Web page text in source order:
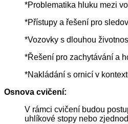
*Problematika hluku mezi
*Přístupy a řešení pro
*Vozovky s dlouhou
*Řešení pro zachytávání a
*Nakládání s ornicí v
Osnova cvičení:
V rámci cvičení budou
uhlíkové stopy nebo